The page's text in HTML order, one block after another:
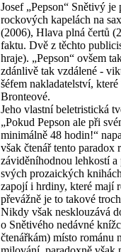
Josef „Pepson“ Snětivý
rockových kapelách na
(2006), Hlava plná čertů
faktu. Dvě z těchto
hraje). „Pepson“ ovšem
zdánlivě tak vzdálené -
šéfem nakladatelství,
Bronteové.
Jeho vlastní beletristická
„Pokud Pepson ale při
minimálně 48 hodin!“
však čtenář tento paradox
záviděníhodnou lehkostí
svých prozaických
zapojí i hrdiny, které mají
převážně je to takové
Nikdy však nesklouzává
o Snětivého nedávné
čtenářkám) místo románu